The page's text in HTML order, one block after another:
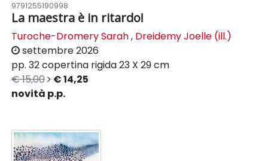
9791255190998
La maestra è in ritardo!
Turoche-Dromery Sarah, Dreidemy Joelle (ill.)
settembre 2026
pp. 32copertina rigida23 X 29 cm
€ 15,00
€ 14,25
novità p.p.